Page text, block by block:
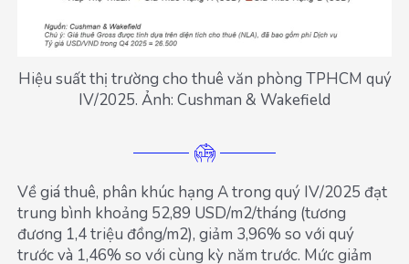
Hiệu suất thị trường cho thuê văn phòng TPHCM quý
IV/2025. Ảnh: Cushman & Wakefield
Về giá thuê, phân khúc hạng A trong quý IV/2025 đạt
trung bình khoảng 52,89 USD/m2/tháng (tương
đương 1,4 triệu đồng/m2), giảm 3,96% so với quý
trước và 1,46% so với cùng kỳ năm trước. Mức giảm